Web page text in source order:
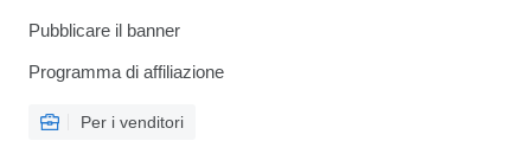
Pubblicare il banner
Programma di affiliazione
Per i venditori